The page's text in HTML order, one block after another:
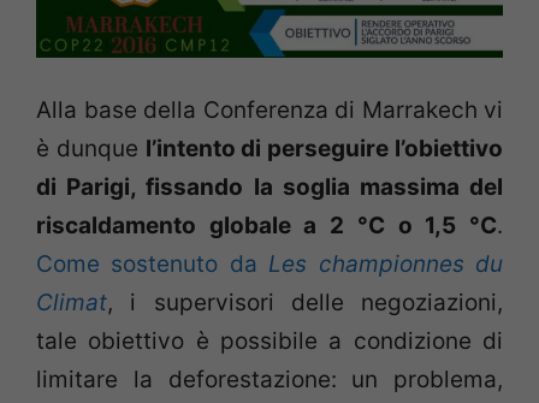
Alla base della Conferenza di Marrakech vi
è dunque l’intento di perseguire l’obiettivo
di Parigi, fissando la soglia massima del
riscaldamento globale a 2 °C o 1,5 °C.
Come sostenuto da Les championnes du
Climat, i supervisori delle negoziazioni,
tale obiettivo è possibile a condizione di
limitare la deforestazione: un problema,